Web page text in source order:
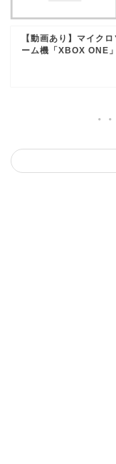
【動画あり】マイク
ーム機「XBOX ONE